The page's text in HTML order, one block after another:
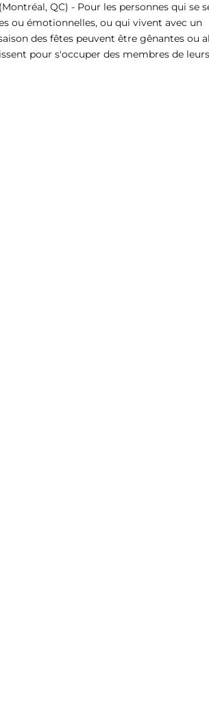
QC) - Pour les personnes qui se
ou émotionnelles, ou qui vivent avec un
des fêtes peuvent être gênantes ou
pour s'occuper des membres de